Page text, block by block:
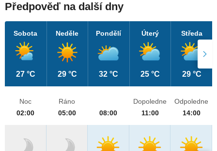
Předpověď na další dny
Sobota
27 °C
Neděle
29 °C
Pondělí
32 °C
Úterý
25 °C
Středa
29 °C
Noc
02:00
Ráno
05:00
08:00
Dopoledne
11:00
Odpoledne
14:00